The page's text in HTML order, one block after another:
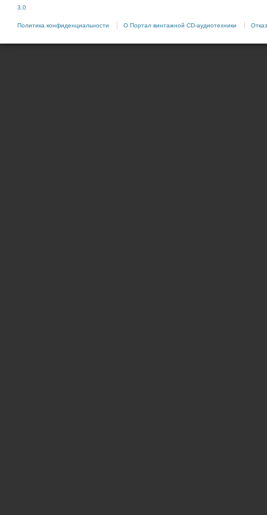
3.0
Политика конфиденциальности О Портал винтажной CD-аудиотехники